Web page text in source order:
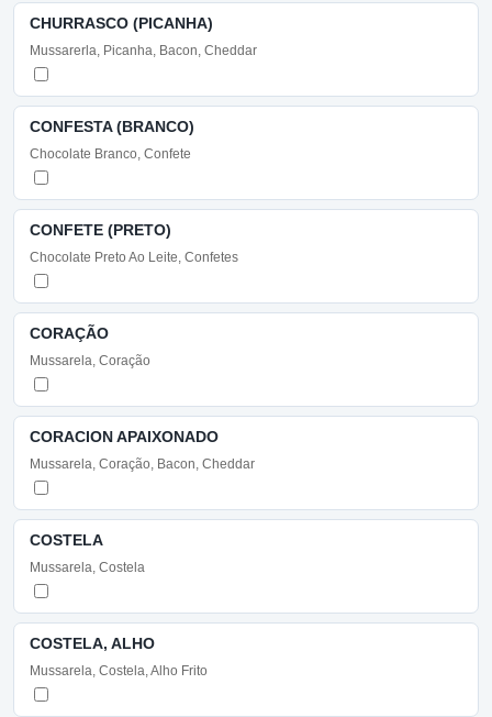
CHURRASCO (PICANHA)
Mussarerla, Picanha, Bacon, Cheddar
CONFESTA (BRANCO)
Chocolate Branco, Confete
CONFETE (PRETO)
Chocolate Preto Ao Leite, Confetes
CORAÇÃO
Mussarela, Coração
CORACION APAIXONADO
Mussarela, Coração, Bacon, Cheddar
COSTELA
Mussarela, Costela
COSTELA, ALHO
Mussarela, Costela, Alho Frito